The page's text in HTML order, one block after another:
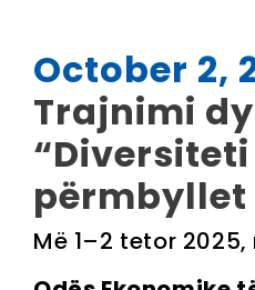
October 2,
Trajnimi
“Diversiteti
përmbyllet
Më 1–2 tetor